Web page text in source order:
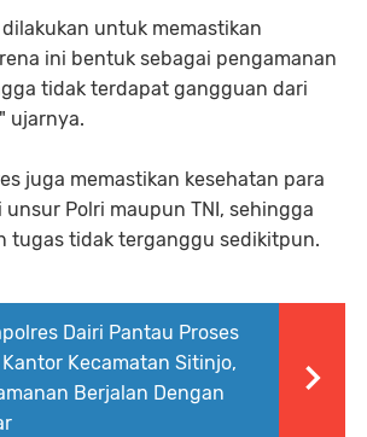
untuk memastikan
ini bentuk sebagai pengamanan
tidak terdapat gangguan dari
ujarnya.
juga memastikan kesehatan para
Polri maupun TNI, sehingga
tugas tidak terganggu sedikitpun.
Dairi Pantau Proses
Kecamatan Sitinjo,
Berjalan Dengan